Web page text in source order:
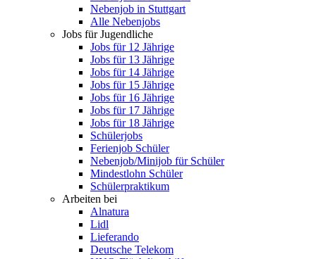
Nebenjob in Stuttgart
Alle Nebenjobs
Jobs für Jugendliche
Jobs für 12 Jährige
Jobs für 13 Jährige
Jobs für 14 Jährige
Jobs für 15 Jährige
Jobs für 16 Jährige
Jobs für 17 Jährige
Jobs für 18 Jährige
Schülerjobs
Ferienjob Schüler
Nebenjob/Minijob für Schüler
Mindestlohn Schüler
Schülerpraktikum
Arbeiten bei
Alnatura
Lidl
Lieferando
Deutsche Telekom